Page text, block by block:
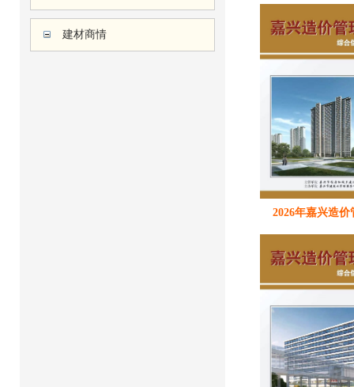
建材商情
2026年嘉兴造价